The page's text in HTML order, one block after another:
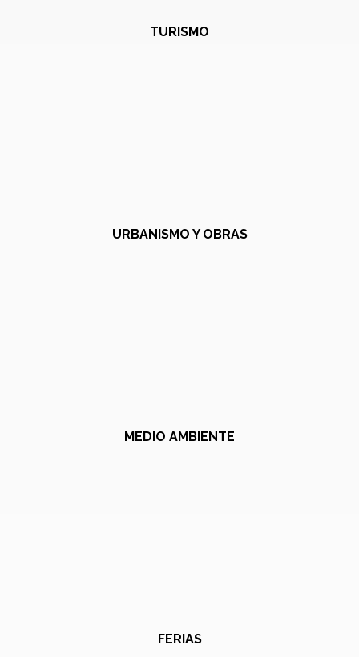
TURISMO
URBANISMO Y OBRAS
MEDIO AMBIENTE
FERIAS